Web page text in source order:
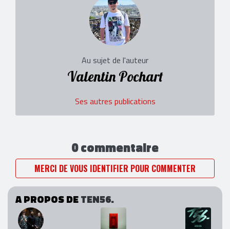
Au sujet de l'auteur
Valentin Pochart
Ses autres publications
0 commentaire
MERCI DE VOUS IDENTIFIER POUR COMMENTER
A PROPOS DETEN56.